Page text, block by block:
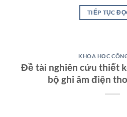
TIẾP TỤC
KHOA HỌC
Đề tài nghiên cứu thiết
bộ ghi âm điện